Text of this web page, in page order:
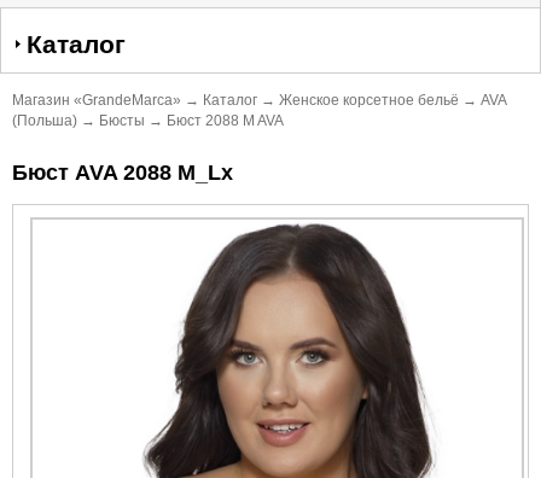
Каталог
Магазин «GrandeMarca» → Каталог → Женское корсетное бельё → AVA
(Польша) → Бюсты → Бюст 2088 M AVA
Бюст AVA 2088 M_Lx